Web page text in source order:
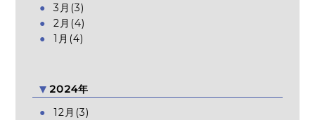
3月(3)
2月(4)
1月(4)
2024年
12月(3)